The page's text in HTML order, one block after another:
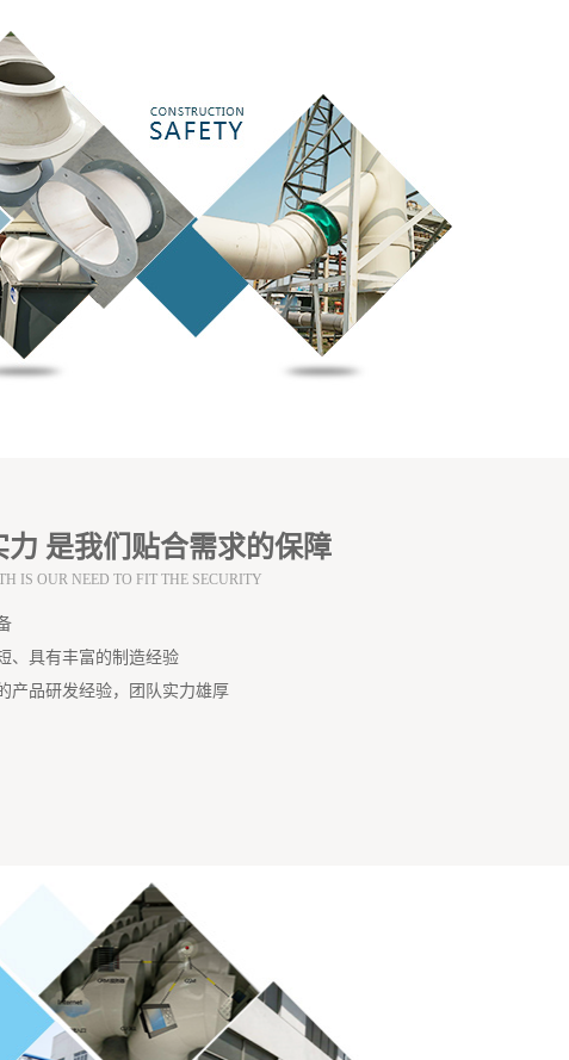
力 是我们贴合需求的保障
IS OUR NEED TO FIT THE SECURITY
、具有丰富的制造经验
产品研发经验，团队实力雄厚